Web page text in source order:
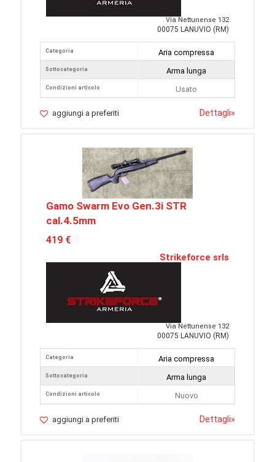
Via Nettunense 132
00075 LANUVIO (RM)
Categoria
Sottocategoria
Condizioni articolo
Aria compressa
Arma lunga
Usato
aggiungi a preferiti Dettagli»
Gamo Swarm Evo Gen.3i STR
cal.4.5mm
419 €
Strikeforce srls
Via Nettunense 132
00075 LANUVIO (RM)
Categoria
Sottocategoria
Condizioni articolo
Aria compressa
Arma lunga
Nuovo
aggiungi a preferiti Dettagli»